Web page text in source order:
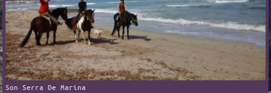
Son Serra De Marina